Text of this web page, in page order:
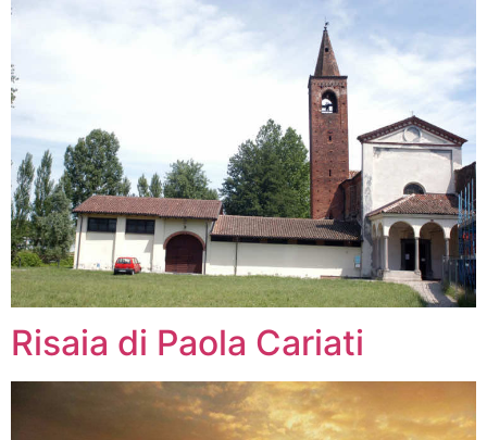
Risaia di Paola Cariati